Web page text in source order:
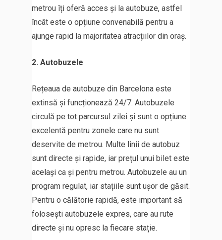
metrou îți oferă acces și la autobuze, astfel
încât este o opțiune convenabilă pentru a
ajunge rapid la majoritatea atracțiilor din oraș.
2. Autobuzele
Rețeaua de autobuze din Barcelona este
extinsă și funcționează 24/7. Autobuzele
circulă pe tot parcursul zilei și sunt o opțiune
excelentă pentru zonele care nu sunt
deservite de metrou. Multe linii de autobuz
sunt directe și rapide, iar prețul unui bilet este
același ca și pentru metrou. Autobuzele au un
program regulat, iar stațiile sunt ușor de găsit.
Pentru o călătorie rapidă, este important să
folosești autobuzele expres, care au rute
directe și nu opresc la fiecare stație.